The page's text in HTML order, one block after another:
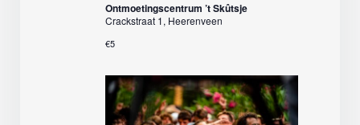
Ontmoetingscentrum ’t Skûtsje
Crackstraat 1, Heerenveen
€5